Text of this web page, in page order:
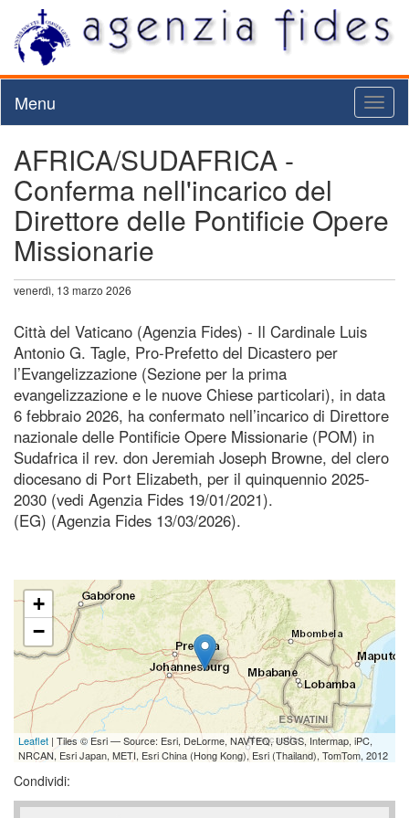
Menu
AFRICA/SUDAFRICA -
Conferma nell'incarico del
Direttore delle Pontificie Opere
Missionarie
venerdì, 13 marzo 2026
Città del Vaticano (Agenzia Fides) - Il Cardinale Luis
Antonio G. Tagle, Pro-Prefetto del Dicastero per
l’Evangelizzazione (Sezione per la prima
evangelizzazione e le nuove Chiese particolari), in data
6 febbraio 2026, ha confermato nell’incarico di Direttore
nazionale delle Pontificie Opere Missionarie (POM) in
Sudafrica il rev. don Jeremiah Joseph Browne, del clero
diocesano di Port Elizabeth, per il quinquennio 2025-
2030 (vedi Agenzia Fides 19/01/2021).
(EG) (Agenzia Fides 13/03/2026).
+
−
Leaflet | Tiles © Esri — Source: Esri, DeLorme, NAVTEQ, USGS, Intermap, iPC,
NRCAN, Esri Japan, METI, Esri China (Hong Kong), Esri (Thailand), TomTom, 2012
Condividi: